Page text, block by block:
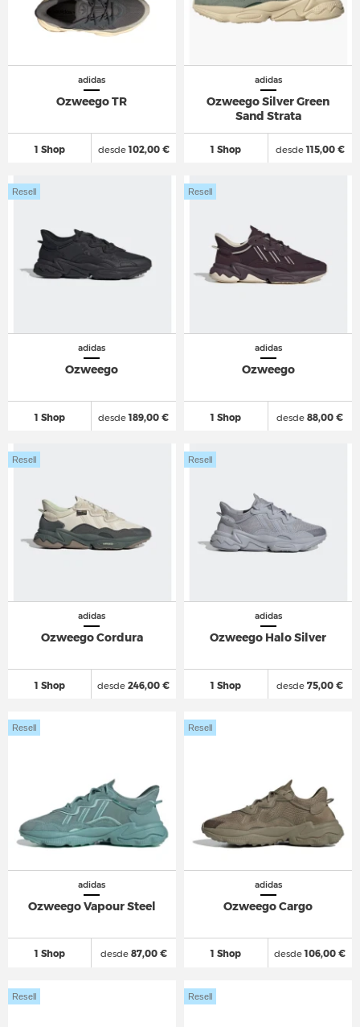
adidas
Ozweego TR
1 Shop desde102,00 €
adidas
Ozweego Silver Green
Sand Strata
1 Shop desde115,00 €
adidas
Ozweego
1 Shop
Resell
desde189,00 €
adidas
Ozweego
1 Shop
Resell
desde 88,00 €
adidas
Ozweego Cordura
1 Shop
Resell
desde 246,00 €
adidas
Ozweego Halo Silver
1 Shop
Resell
desde 75,00 €
adidas
Ozweego Vapour Steel
1 Shop
Resell
desde87,00 €
adidas
Ozweego Cargo
1 Shop
Resell
desde106,00 €
Resell Resell